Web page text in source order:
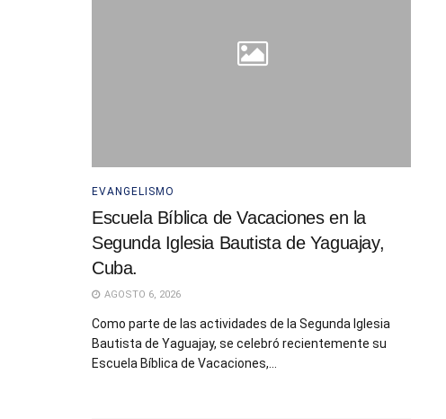
EVANGELISMO
Escuela Bíblica de Vacaciones en la
Segunda Iglesia Bautista de Yaguajay,
Cuba.
AGOSTO 6, 2026
Como parte de las actividades de la Segunda Iglesia
Bautista de Yaguajay, se celebró recientemente su
Escuela Bíblica de Vacaciones,...